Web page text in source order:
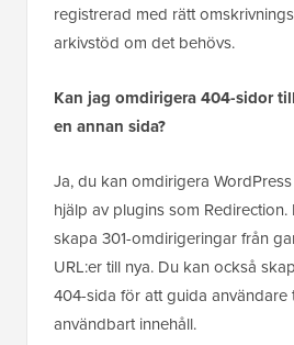
registrerad med rätt
arkivstöd om det behövs.
Kan jag omdirigera 404-sidor
en annan sida?
Ja, du kan omdirigera
hjälp av plugins som
skapa 301-omdirigeringar från
URL:er till nya. Du kan också
404-sida för att guida användare
användbart innehåll.